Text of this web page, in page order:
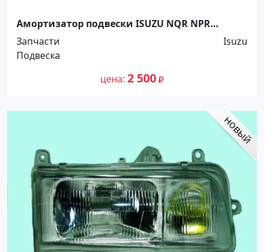
Амортизатор подвески ISUZU NQR NPR
Богдан Краснодар
Запчасти
Isuzu
Подвеска
цена 2 500